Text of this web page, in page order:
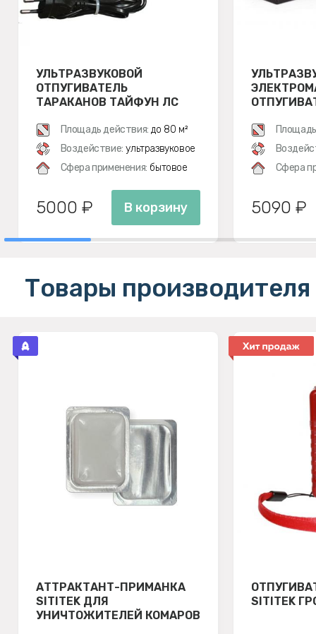
УЛЬТРАЗВУКОВОЙ
ОТПУГИВАТЕЛЬ
ТАРАКАНОВ ТАЙФУН ЛС
Площадь действия: до 80 м²
Воздействие: ультразвуковое
Сфера применения: бытовое
5000 ₽ В корзину
Сфера
5090 ₽
Товары производителя
АТТРАКТАНТ-ПРИМАНКА
SITITEK ДЛЯ
УНИЧТОЖИТЕЛЕЙ КОМАРОВ
SITITEK